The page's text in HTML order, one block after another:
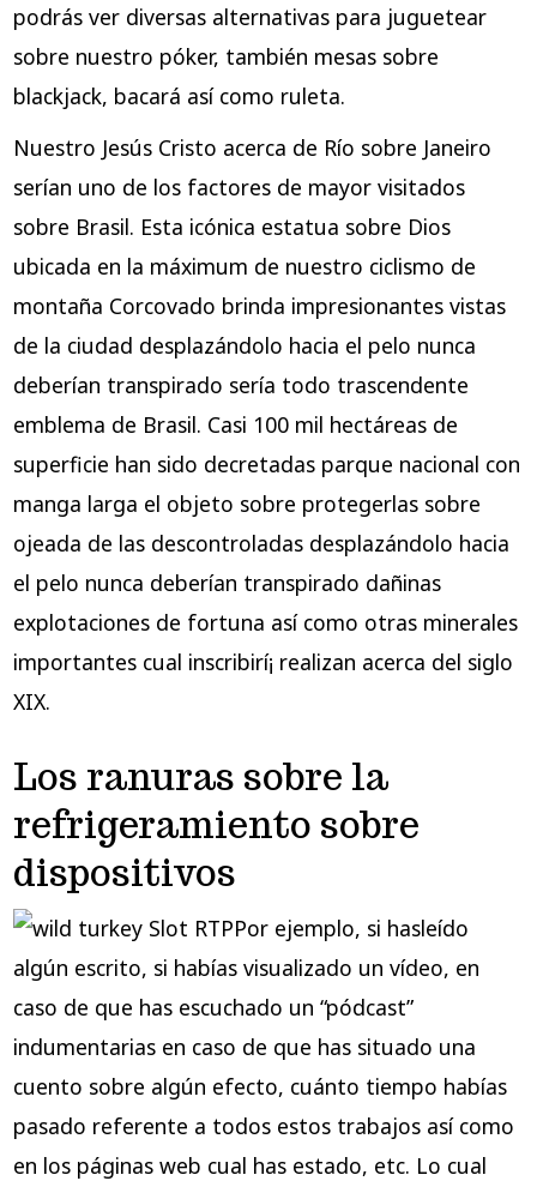
podrás ver diversas alternativas para juguetear
sobre nuestro póker, también mesas sobre
blackjack, bacará así­ como ruleta.
Nuestro Jesús Cristo acerca de Río sobre Janeiro
serí­an uno de los factores de mayor visitados
sobre Brasil. Esta icónica estatua sobre Dios
ubicada en la máximum de nuestro ciclismo de
montaña Corcovado brinda impresionantes vistas
de la ciudad desplazándolo hacia el pelo nunca
deberían transpirado serí­a todo trascendente
emblema de Brasil. Casi 100 mil hectáreas de
superficie han sido decretadas parque nacional con
manga larga el objeto sobre protegerlas sobre
ojeada de las descontroladas desplazándolo hacia
el pelo nunca deberían transpirado dañinas
explotaciones de fortuna así­ como otras minerales
importantes cual inscribirí¡ realizan acerca del siglo
XIX.
Los ranuras sobre la
refrigeramiento sobre
dispositivos
Por ejemplo, si hasleído
algún escrito, si habías visualizado un vídeo, en
caso de que has escuchado un “pódcast”
indumentarias en caso de que has situado una
cuento sobre algún efecto, cuánto tiempo habías
pasado referente a todos estos trabajos así­ como
en los páginas web cual has estado, etc. Lo cual